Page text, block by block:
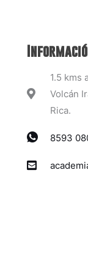
1.5 kms
Volcán
Rica.
8593